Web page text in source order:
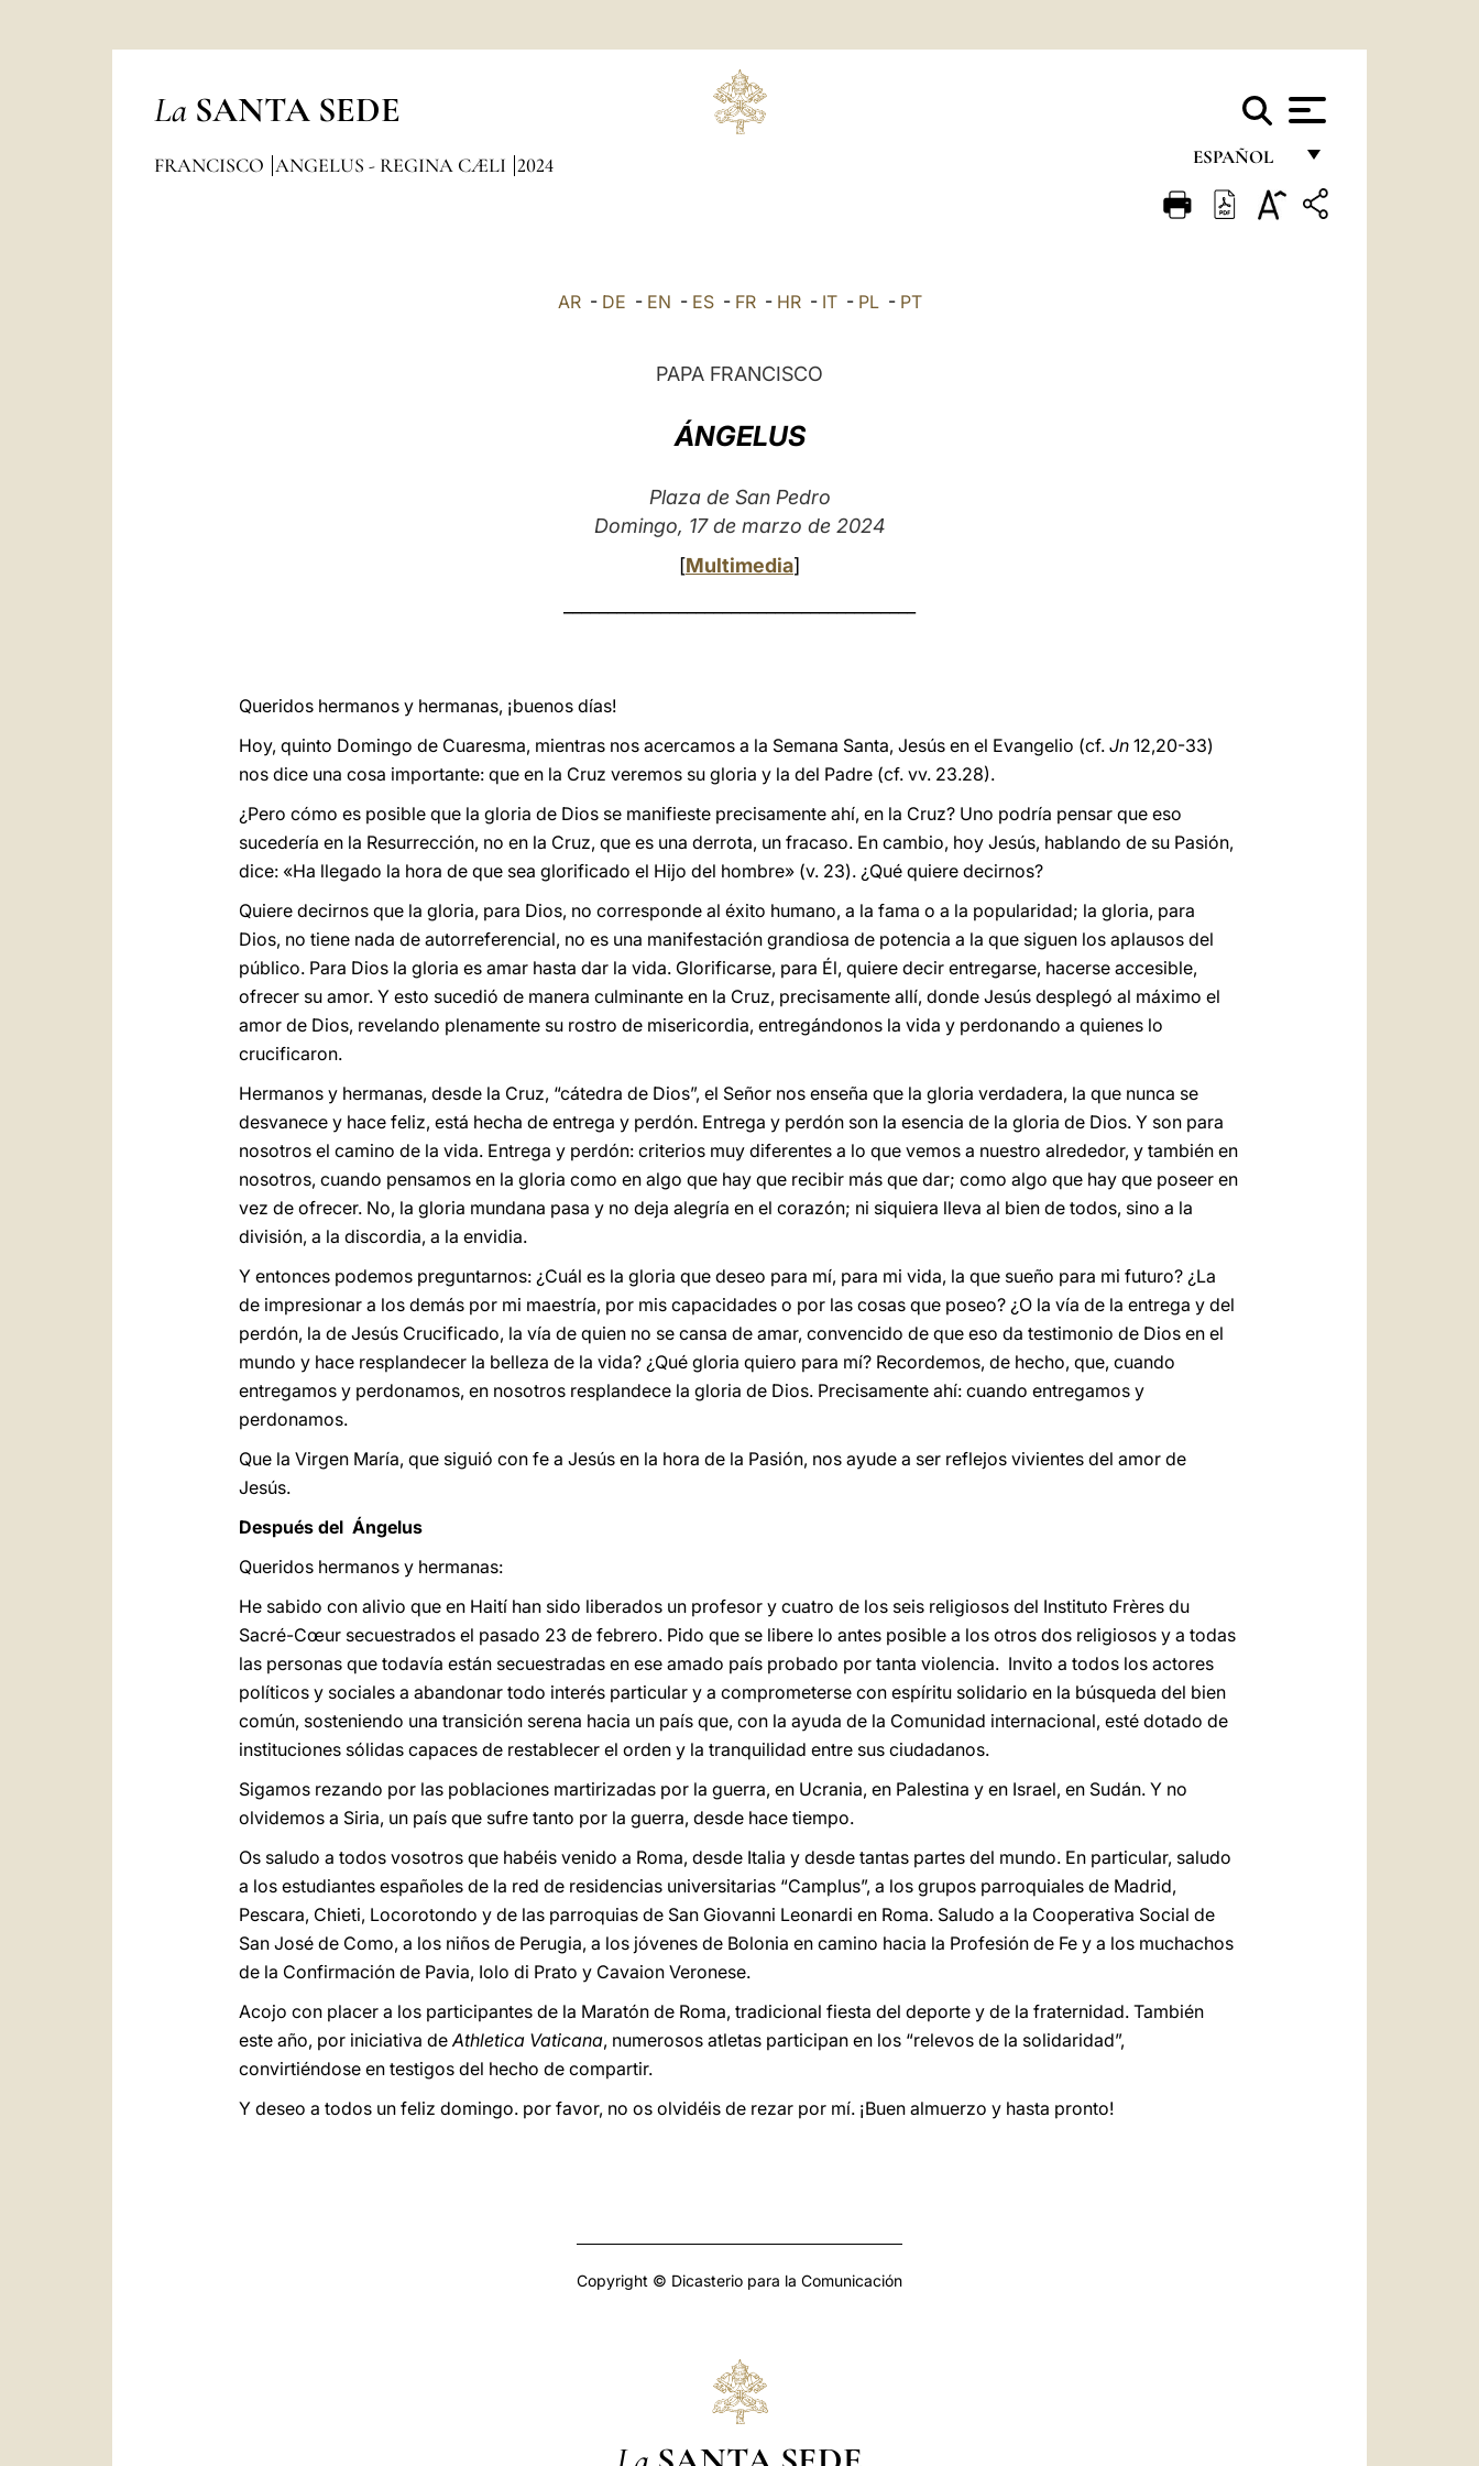
La SANTA SEDE
ESPAÑOL
FRANÇAIS
FRANCISCO ANGELUS - REGINA CÆLI 2024
AR- DE - EN - ES- FR- HR- IT- PL- PT
PAPA FRANCISCO
ÁNGELUS
Plaza de San Pedro
Domingo, 17 de marzo de 2024
[Multimedia]
Queridos hermanos y hermanas, ¡buenos días!
Hoy, quinto Domingo de Cuaresma, mientras nos acercamos a la Semana Santa, Jesús en el Evangelio (cf. Jn 12,20-33)
nos dice una cosa importante: que en la Cruz veremos su gloria y la del Padre (cf. vv. 23.28).
¿Pero cómo es posible que la gloria de Dios se manifieste precisamente ahí, en la Cruz? Uno podría pensar que eso
sucedería en la Resurrección, no en la Cruz, que es una derrota, un fracaso. En cambio, hoy Jesús, hablando de su Pasión,
dice: «Ha llegado la hora de que sea glorificado el Hijo del hombre» (v. 23). ¿Qué quiere decirnos?
Quiere decirnos que la gloria, para Dios, no corresponde al éxito humano, a la fama o a la popularidad; la gloria, para
Dios, no tiene nada de autorreferencial, no es una manifestación grandiosa de potencia a la que siguen los aplausos del
público. Para Dios la gloria es amar hasta dar la vida. Glorificarse, para Él, quiere decir entregarse, hacerse accesible,
ofrecer su amor. Y esto sucedió de manera culminante en la Cruz, precisamente allí, donde Jesús desplegó al máximo el
amor de Dios, revelando plenamente su rostro de misericordia, entregándonos la vida y perdonando a quienes lo
crucificaron.
Hermanos y hermanas, desde la Cruz, “cátedra de Dios”, el Señor nos enseña que la gloria verdadera, la que nunca se
desvanece y hace feliz, está hecha de entrega y perdón. Entrega y perdón son la esencia de la gloria de Dios. Y son para
nosotros el camino de la vida. Entrega y perdón: criterios muy diferentes a lo que vemos a nuestro alrededor, y también en
nosotros, cuando pensamos en la gloria como en algo que hay que recibir más que dar; como algo que hay que poseer en
vez de ofrecer. No, la gloria mundana pasa y no deja alegría en el corazón; ni siquiera lleva al bien de todos, sino a la
división, a la discordia, a la envidia.
Y entonces podemos preguntarnos: ¿Cuál es la gloria que deseo para mí, para mi vida, la que sueño para mi futuro? ¿La
de impresionar a los demás por mi maestría, por mis capacidades o por las cosas que poseo? ¿O la vía de la entrega y del
perdón, la de Jesús Crucificado, la vía de quien no se cansa de amar, convencido de que eso da testimonio de Dios en el
mundo y hace resplandecer la belleza de la vida? ¿Qué gloria quiero para mí? Recordemos, de hecho, que, cuando
entregamos y perdonamos, en nosotros resplandece la gloria de Dios. Precisamente ahí: cuando entregamos y
perdonamos.
Que la Virgen María, que siguió con fe a Jesús en la hora de la Pasión, nos ayude a ser reflejos vivientes del amor de
Jesús.
Después del Ángelus
Queridos hermanos y hermanas:
He sabido con alivio que en Haití han sido liberados un profesor y cuatro de los seis religiosos del Instituto Frères du
Sacré-Cœur secuestrados el pasado 23 de febrero. Pido que se libere lo antes posible a los otros dos religiosos y a todas
las personas que todavía están secuestradas en ese amado país probado por tanta violencia. Invito a todos los actores
políticos y sociales a abandonar todo interés particular y a comprometerse con espíritu solidario en la búsqueda del bien
común, sosteniendo una transición serena hacia un país que, con la ayuda de la Comunidad internacional, esté dotado de
instituciones sólidas capaces de restablecer el orden y la tranquilidad entre sus ciudadanos.
Sigamos rezando por las poblaciones martirizadas por la guerra, en Ucrania, en Palestina y en Israel, en Sudán. Y no
olvidemos a Siria, un país que sufre tanto por la guerra, desde hace tiempo.
Os saludo a todos vosotros que habéis venido a Roma, desde Italia y desde tantas partes del mundo. En particular, saludo
a los estudiantes españoles de la red de residencias universitarias “Camplus”, a los grupos parroquiales de Madrid,
Pescara, Chieti, Locorotondo y de las parroquias de San Giovanni Leonardi en Roma. Saludo a la Cooperativa Social de
San José de Como, a los niños de Perugia, a los jóvenes de Bolonia en camino hacia la Profesión de Fe y a los muchachos
de la Confirmación de Pavia, Iolo di Prato y Cavaion Veronese.
Acojo con placer a los participantes de la Maratón de Roma, tradicional fiesta del deporte y de la fraternidad. También
este año, por iniciativa deAthletica Vaticana, numerosos atletas participan en los “relevos de la solidaridad”,
convirtiéndose en testigos del hecho de compartir.
Y deseo a todos un feliz domingo. por favor, no os olvidéis de rezar por mí. ¡Buen almuerzo y hasta pronto!
Copyright © Dicasterio para la Comunicación